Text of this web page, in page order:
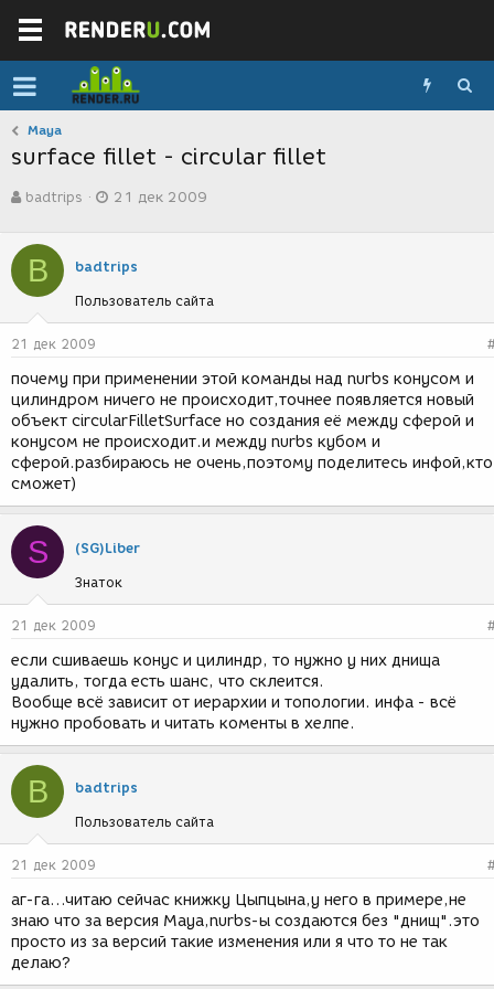
Maya
surface fillet - circular fillet
в
о
р
т
е
м
ы
badtrips
а
с
з
д
и
я
21 дек 2009
B badtrips
Пользователь сайта
21 дек 2009
почему при применении этой команды над nurbs конусом и
цилиндром ничего не происходит,точнее появляется новый
объект circularFilletSurface но создания её между сферой и
конусом не происходит.и между nurbs кубом и
сферой.разбираюсь не очень,поэтому поделитесь инфой,кто
сможет)
S (SG)Liber
Знаток
21 дек 2009
если сшиваешь конус и цилиндр, то нужно у них днища
удалить, тогда есть шанс, что склеится.
Вообще всё зависит от иерархии и топологии. инфа - всё
нужно пробовать и читать коменты в хелпе.
B badtrips
Пользователь сайта
21 дек 2009
аг-га...читаю сейчас книжку Цыпцына,у него в примере,не
знаю что за версия Maya,nurbs-ы создаются без "днищ".это
просто из за версий такие изменения или я что то не так
делаю?